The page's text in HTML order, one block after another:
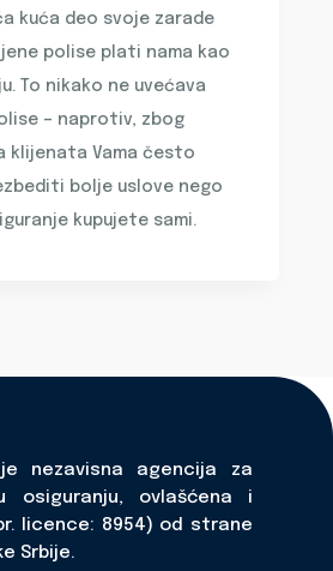
kuća deo svoje zarade
polise plati nama kao
To nikako ne uvećava
– naprotiv, zbog
klijenata Vama često
bolje uslove nego
kupujete sami.
nezavisna agencija za
osiguranju, ovlašćena i
licence: 8954) od strane
Srbije.